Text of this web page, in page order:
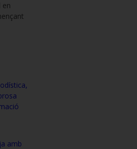
en
amb